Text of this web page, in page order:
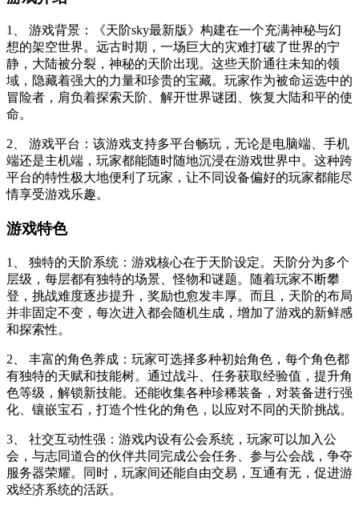
1、 游戏背景：《天阶sky最新版》构建在一个充满神秘与幻
想的架空世界。远古时期，一场巨大的灾难打破了世界的宁
静，大陆被分裂，神秘的天阶出现。这些天阶通往未知的领
域，隐藏着强大的力量和珍贵的宝藏。玩家作为被命运选中的
冒险者，肩负着探索天阶、解开世界谜团、恢复大陆和平的使
命。
2、 游戏平台：该游戏支持多平台畅玩，无论是电脑端、手机
端还是主机端，玩家都能随时随地沉浸在游戏世界中。这种跨
平台的特性极大地便利了玩家，让不同设备偏好的玩家都能尽
情享受游戏乐趣。
游戏特色
1、 独特的天阶系统：游戏核心在于天阶设定。天阶分为多个
层级，每层都有独特的场景、怪物和谜题。随着玩家不断攀
登，挑战难度逐步提升，奖励也愈发丰厚。而且，天阶的布局
并非固定不变，每次进入都会随机生成，增加了游戏的新鲜感
和探索性。
2、 丰富的角色养成：玩家可选择多种初始角色，每个角色都
有独特的天赋和技能树。通过战斗、任务获取经验值，提升角
色等级，解锁新技能。还能收集各种珍稀装备，对装备进行强
化、镶嵌宝石，打造个性化的角色，以应对不同的天阶挑战。
3、 社交互动性强：游戏内设有公会系统，玩家可以加入公
会，与志同道合的伙伴共同完成公会任务、参与公会战，争夺
服务器荣耀。同时，玩家间还能自由交易，互通有无，促进游
戏经济系统的活跃。